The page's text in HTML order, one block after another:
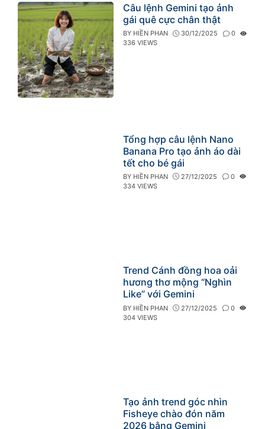
Câu lệnh Gemini tạo ảnh
gái quê cực chân thật
BY HIỀN PHAN 30/12/2025
0
336 VIEWS
Tổng hợp câu lệnh Nano
Banana Pro tạo ảnh áo dài
tết cho bé gái
BY HIỀN PHAN 27/12/2025
0
334 VIEWS
Trend Cánh đồng hoa oải
hương thơ mộng “Nghìn
Like” với Gemini
BY HIỀN PHAN 27/12/2025
0
304 VIEWS
Tạo ảnh trend góc nhìn
Fisheye chào đón năm
2026 bằng Gemini